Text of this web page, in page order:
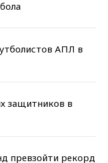
АПЛ в
защитников в
превзойти рекорд